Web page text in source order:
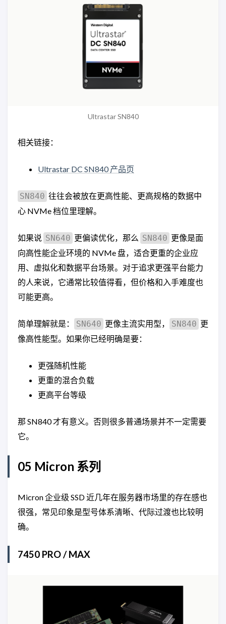
Ultrastar SN840
相关链接：
Ultrastar DC SN840 产品页
SN840 往往会被放在更高性能、更高规格的数据中
心 NVMe 档位里理解。
如果说 SN640 更偏读优化，那么 SN840 更像是面
向高性能企业环境的 NVMe 盘，适合更重的企业应
用、虚拟化和数据平台场景。对于追求更强平台能力
的人来说，它通常比较值得看，但价格和入手难度也
可能更高。
简单理解就是： SN640 更像主流实用型， SN840 更
像高性能型。如果你已经明确是要：
更强随机性能
更重的混合负载
更高平台等级
那 SN840 才有意义。否则很多普通场景并不一定需要
它。
05 Micron 系列
Micron 企业级 SSD 近几年在服务器市场里的存在感也
很强，常见印象是型号体系清晰、代际过渡也比较明
确。
7450 PRO / MAX